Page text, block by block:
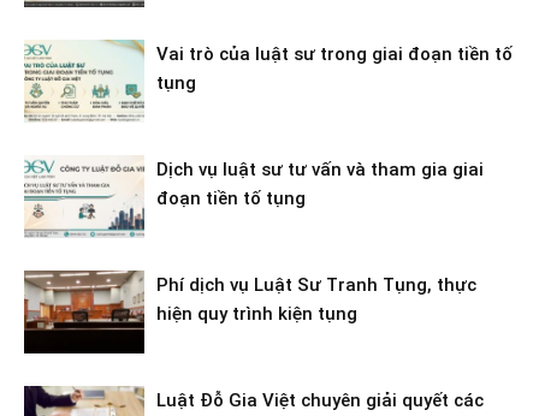
Vai trò của luật sư trong giai đoạn tiền tố
tụng
Dịch vụ luật sư tư vấn và tham gia giai
đoạn tiền tố tụng
Phí dịch vụ Luật Sư Tranh Tụng, thực
hiện quy trình kiện tụng
Luật Đỗ Gia Việt chuyên giải quyết các